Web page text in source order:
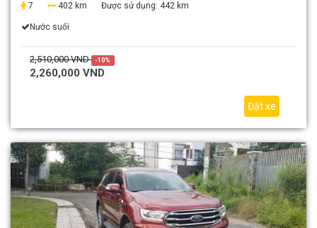
7
402 km Được sử dụng: 442 km
Nước suối
2,510,000 VND -10%
2,260,000 VND
Đặt xe